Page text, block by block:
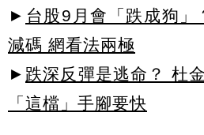
► 台股9月會「跌成狗
減碼 網看法兩極
► 跌深反彈是逃命？ 杜
「這檔」手腳要快